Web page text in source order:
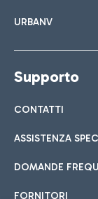
URBANV
Supporto
CONTATTI
ASSISTENZA
DOMANDE
FORNITORI